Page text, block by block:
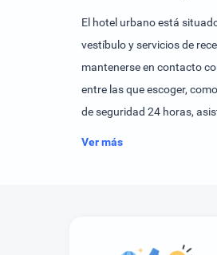
El hotel urbano está
vestíbulo y servicios de
mantenerse en contacto
entre las que escoger,
de seguridad 24 horas,
Ver más